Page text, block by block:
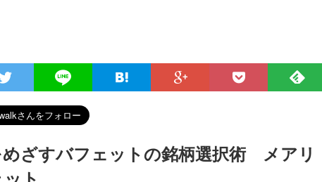
めざすバフェットの銘柄選択術 メアリ